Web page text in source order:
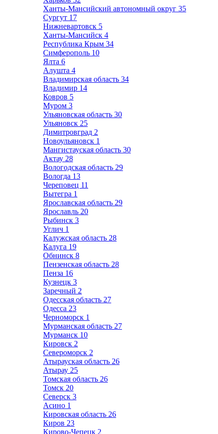
Ханты-Мансийский автономный округ 35
Сургут 17
Нижневартовск 5
Ханты-Мансийск 4
Республика Крым 34
Симферополь 10
Ялта 6
Алушта 4
Владимирская область 34
Владимир 14
Ковров 5
Муром 3
Ульяновская область 30
Ульяновск 25
Димитровград 2
Новоульяновск 1
Мангистауская область 30
Актау 28
Вологодская область 29
Вологда 13
Череповец 11
Вытегра 1
Ярославская область 29
Ярославль 20
Рыбинск 3
Углич 1
Калужская область 28
Калуга 19
Обнинск 8
Пензенская область 28
Пенза 16
Кузнецк 3
Заречный 2
Одесская область 27
Одесса 23
Черноморск 1
Мурманская область 27
Мурманск 10
Кировск 2
Североморск 2
Атырауская область 26
Атырау 25
Томская область 26
Томск 20
Северск 3
Асино 1
Кировская область 26
Киров 23
Кирово-Чепецк 2